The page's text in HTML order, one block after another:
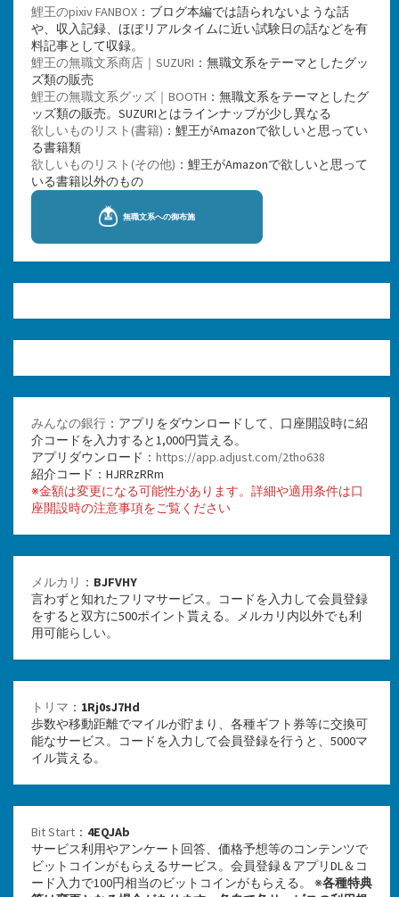
鯉王のpixiv FANBOX ：ブログ本編では語られないような話
や、収入記録、ほぼリアルタイムに近い試験日の話などを有
料記事として収録。
鯉王の無職文系商店｜SUZURI ：無職文系をテーマとしたグッ
ズ類の販売
鯉王の無職文系グッズ｜BOOTH ：無職文系をテーマとしたグ
ッズ類の販売。SUZURIとはラインナップが少し異なる
欲しいものリスト(書籍) ：鯉王がAmazonで欲しいと思ってい
る書籍類
欲しいものリスト(その他) ：鯉王がAmazonで欲しいと思って
いる書籍以外のもの
みんなの銀行 ：アプリをダウンロードして、口座開設時に紹
介コードを入力すると1,000円貰える。
アプリダウンロード： https://app.adjust.com/2tho638
紹介コード：HJRRzRRm
※金額は変更になる可能性があります。詳細や適用条件は口
座開設時の注意事項をご覧ください
メルカリ ： BJFVHY
言わずと知れたフリマサービス。コードを入力して会員登録
をすると双方に500ポイント貰える。メルカリ内以外でも利
用可能らしい。
トリマ ： 1Rj0sJ7Hd
歩数や移動距離でマイルが貯まり、各種ギフト券等に交換可
能なサービス。コードを入力して会員登録を行うと、5000マ
イル貰える。
Bit Start ： 4EQJAb
サービス利用やアンケート回答、価格予想等のコンテンツで
ビットコインがもらえるサービス。会員登録＆アプリDL＆コ
ード入力で100円相当のビットコインがもらえる。 ※各種特典